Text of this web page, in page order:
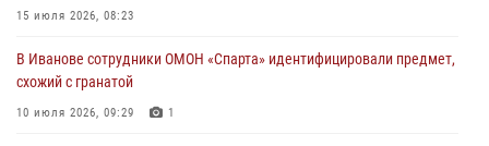
Воздушно-десантных войск
Мероприятия в рамках акции «Каникулы с Росгвардией»
продолжаются в Ивановской области
15 июля 2026, 08:23
В Иванове сотрудники ОМОН «Спарта» идентифицировали предмет,
схожий с гранатой
10 июля 2026, 09:29 1